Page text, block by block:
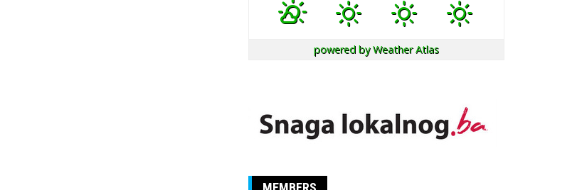
powered byWeather Atlas